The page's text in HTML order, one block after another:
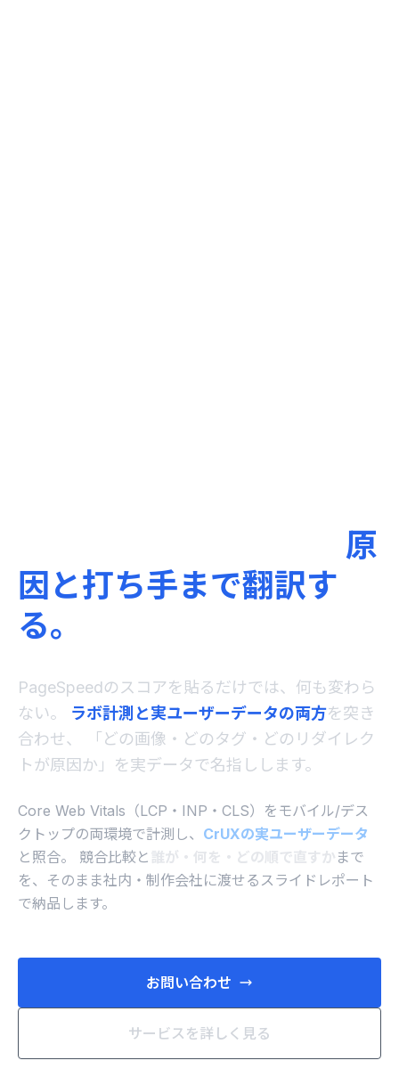
原
因と打ち手まで翻訳す
る。
PageSpeedのスコアを貼るだけでは、何も変わら
ない。
ラボ計測と実ユーザーデータの両方を突き
合わせ、
「どの画像・どのタグ・どのリダイレク
トが原因か」を実データで名指しします。
Core Web Vitals（LCP・INP・CLS）をモバイル/デス
クトップの両環境で計測し、 CrUXの実ユーザーデータ
と照合。
競合比較と 誰が・何を・どの順で直すか まで
を、そのまま社内・制作会社に渡せるスライドレポート
で納品します。
お問い合わせ
サービスを詳しく見る